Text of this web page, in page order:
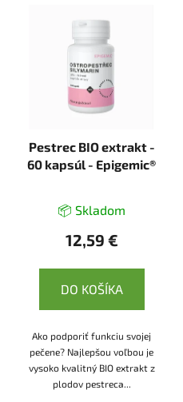
Pestrec BIO extrakt -
60 kapsúl - Epigemic®
📦 Skladom
12,59 €
DO KOŠÍKA
Ako podporiť funkciu svojej
pečene? Najlepšou voľbou je
vysoko kvalitný BIO extrakt z
plodov pestreca...